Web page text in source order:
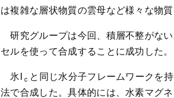
は複雑な層状物質の雲母など様々な物
研究グループは今回、積層不整がない
セルを使って合成することに成功した。
氷I ｃ と同じ水分子フレームワークを
法で合成した。具体的には、水素マグ